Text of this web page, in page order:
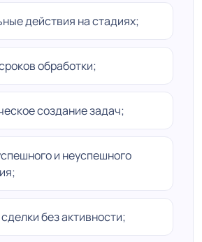
действия на стадиях;
обработки;
создание задач;
и неуспешного
без активности;